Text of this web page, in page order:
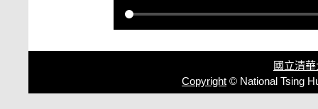
國立清
Copyright © National Tsing